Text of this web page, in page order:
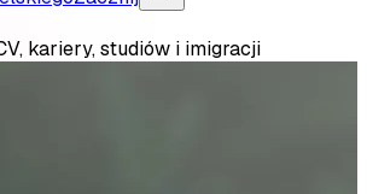
kariery, studiów i imigracji